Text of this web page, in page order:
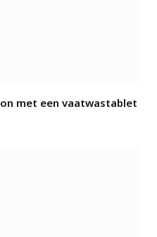
met een vaatwastablet